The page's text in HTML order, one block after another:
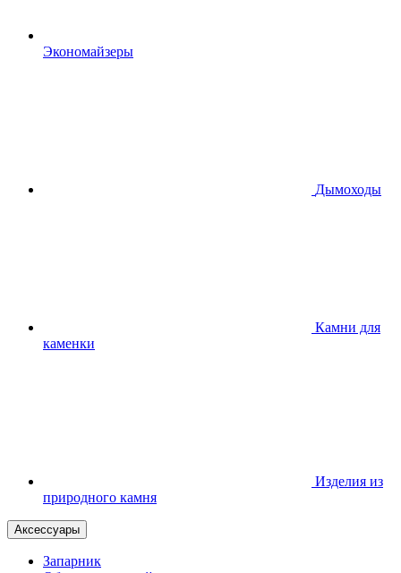
Экономайзеры
Дымоходы
Камни для
каменки
Изделия из
природного камня
Аксессуары
Запарник